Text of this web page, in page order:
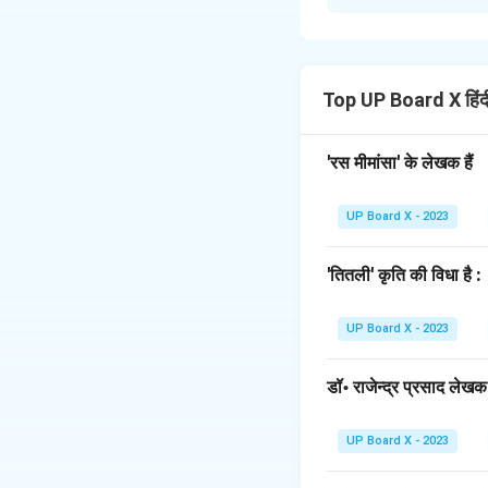
1. सरल हृदया एवं
2. कुचक्र की शिकार:
ईर्ष्या का विष घोल
3. पश्चाताप की अग्नि
गहरा एहसास होता
4. आत्मग्लानि से परिपूर्ण:
इस प्रकार, इस
Top UP Board X
'रस मीमांसा' के लेखक हैं
UP Board X - 2023
'तितली' कृति की विधा है :
UP Board X - 2023
डॉ॰ राजेन्द्र प्रसाद
UP Board X - 2023